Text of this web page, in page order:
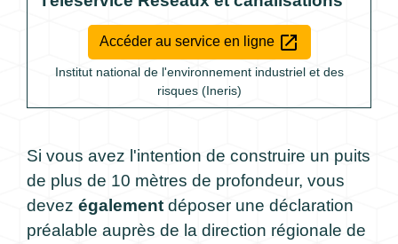
Accéder au service en ligne open_in_new
Institut national de l'environnement industriel et des
risques (Ineris)
Si vous avez l'intention de construire un puits
de plus de 10 mètres de profondeur, vous
devez également déposer une déclaration
préalable auprès de la direction régionale de